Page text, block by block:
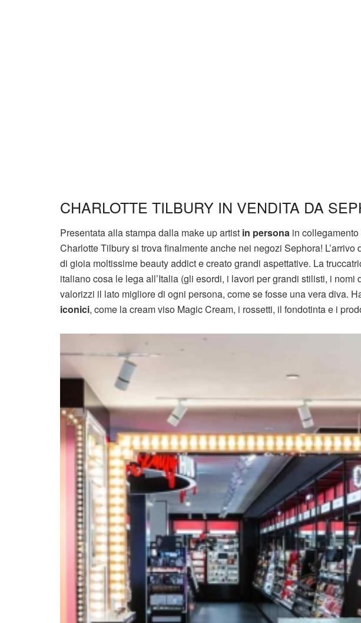
CHARLOTTE TILBURY IN VENDITA DA
Presentata alla stampa dalla make up artist in persona in
Charlotte Tilbury si trova finalmente anche nei negozi Sephora! L’arrivo
di gioia moltissime beauty addict e creato grandi aspettative. La
italiano cosa le lega all’Italia (gli esordi, i lavori per grandi stilisti, i nomi
valorizzi il lato migliore di ogni persona, come se fosse una vera diva.
iconici, come la cream viso Magic Cream, i rossetti, il fondotinta e i